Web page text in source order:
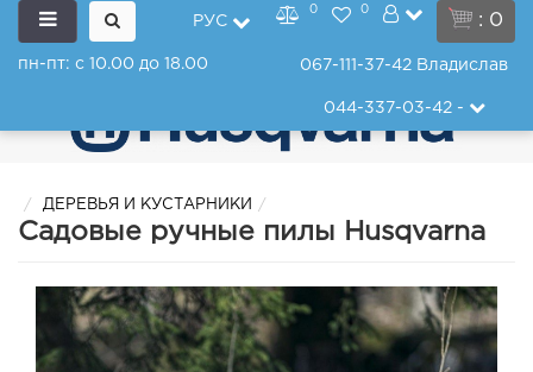
: 0
РУС
0 0
пн-пт: с 10.00 до 18.00 067-111-37-42 Владислав
044-337-03-42-
ДЕРЕВЬЯ И КУСТАРНИКИ
Садовые ручные пилы Husqvarna